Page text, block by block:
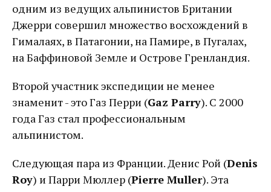
одним из ведущих альпинистов Британии
Джерри совершил множество восхождений в
Гималаях, в Патагонии, на Памире, в Пугалах,
на Баффиновой Земле и Острове Гренландия.
Второй участник экспедиции не менее
знаменит - это Газ Перри (Gaz Parry). С 2000
года Газ стал профессиональным
альпинистом.
Следующая пара из Франции. Денис Рой (Denis
Roy) и Парри Мюллер (Pierre Muller). Эта